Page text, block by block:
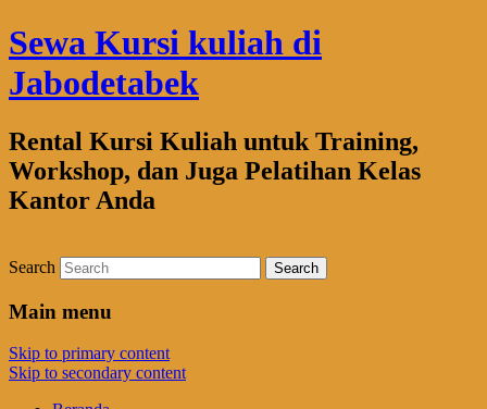
Sewa Kursi kuliah di
Jabodetabek
Rental Kursi Kuliah untuk Training,
Workshop, dan Juga Pelatihan Kelas
Kantor Anda
Search
Main menu
Skip to primary content
Skip to secondary content